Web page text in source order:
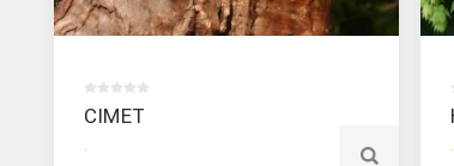
CIMET
. .